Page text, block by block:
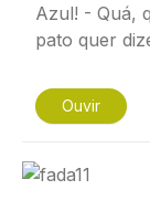
Azul! - Quá,
pato quer
Ouvir
Imagem